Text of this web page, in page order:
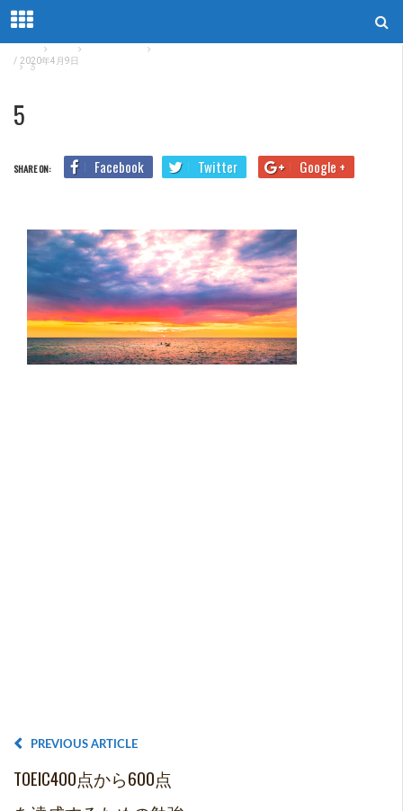
5
/ 2020年4月9日
5
SHARE ON: Facebook Twitter Google +
PREVIOUS ARTICLE
TOEIC400点から600点